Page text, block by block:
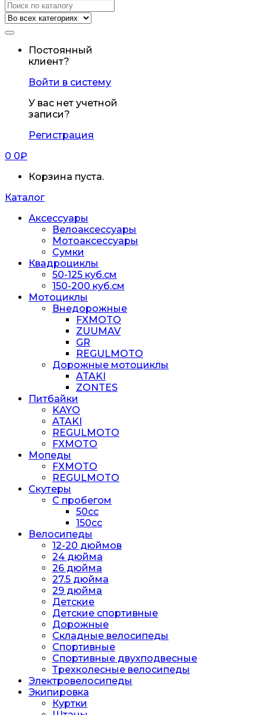
Постоянный
клиент?
Войти в систему
У вас нет учетной
записи?
Регистрация
0 0₽
Корзина пуста.
Каталог
Аксессуары
Велоаксессуары
Мотоаксессуары
Сумки
Квадроциклы
50-125 куб.см
150-200 куб.см
Мотоциклы
Внедорожные
FXMOTO
ZUUMAV
GR
REGULMOTO
Дорожные мотоциклы
ATAKI
ZONTES
Питбайки
KAYO
ATAKI
REGULMOTO
FXMOTO
Мопеды
FXMOTO
REGULMOTO
Скутеры
С пробегом
50cc
150cc
Велосипеды
12-20 дюймов
24 дюйма
26 дюйма
27.5 дюйма
29 дюйма
Детские
Детские спортивные
Дорожные
Складные велосипеды
Спортивные
Спортивные двухподвесные
Трехколесные велосипеды
Электровелосипеды
Экипировка
Куртки